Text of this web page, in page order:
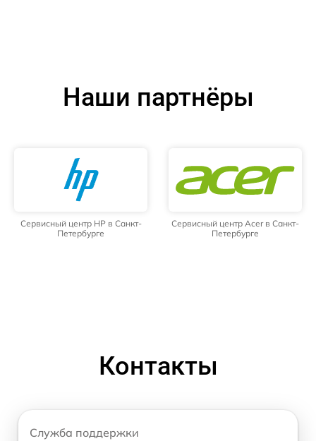
Наши партнёры
Сервисный центр HP в Санкт-
Петербурге
Сервисный центр Acer в Санкт-
Петербурге
Контакты
Служба поддержки